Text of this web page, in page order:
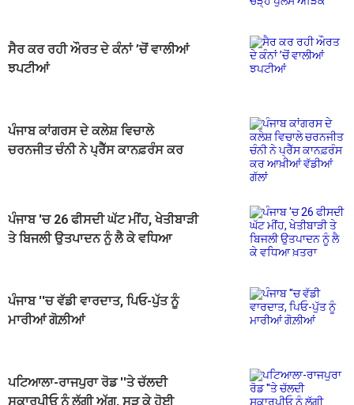
ਸੈਰ ਕਰ ਰਹੀ ਔਰਤ ਦੇ ਕੰਨਾਂ ’ਚੋਂ ਵਾਲੀਆਂ
ਝਪਟੀਆਂ
ਪੰਜਾਬ ਕਾਂਗਰਸ ਦੇ ਕਲੇਸ਼ ਵਿਚਾਲੇ
ਚਰਨਜੀਤ ਚੰਨੀ ਨੇ ਪ੍ਰੈੱਸ ਕਾਨਫ਼ਰੰਸ ਕਰ
ਪੰਜਾਬ 'ਚ 26 ਫੀਸਦੀ ਘੱਟ ਮੀਂਹ, ਖੇਤੀਬਾੜੀ
ਤੇ ਬਿਜਲੀ ਉਤਪਾਦਨ ਨੂੰ ਲੈ ਕੇ ਵਧਿਆ
ਪੰਜਾਬ ''ਚ ਵੱਡੀ ਵਾਰਦਾਤ, ਪਿਓ-ਪੁੱਤ ਨੂੰ
ਮਾਰੀਆਂ ਗੋਲ਼ੀਆਂ
ਪਟਿਆਲਾ-ਰਾਜਪੁਰਾ ਰੋਡ ''ਤੇ ਚੱਲਦੀ
ਸਕਾਰਪੀਓ ਨੂੰ ਲੱਗੀ ਅੱਗ, ਸੜ ਕੇ ਹੋਈ